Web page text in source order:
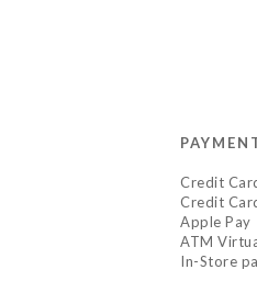
Credit
Credit
Apple Pay
ATM
In-Store